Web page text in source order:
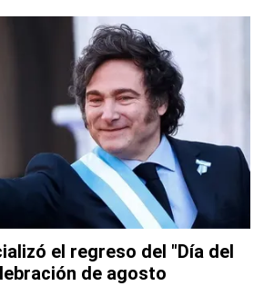
el regreso del "Día del
de agosto